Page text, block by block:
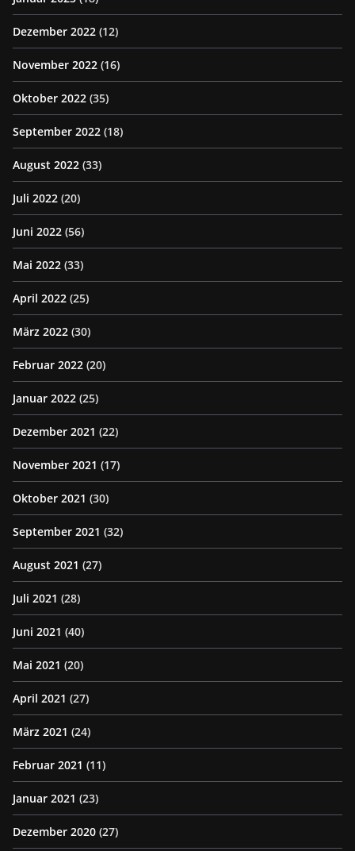
Dezember 2022 (12)
November 2022 (16)
Oktober 2022 (35)
September 2022 (18)
August 2022 (33)
Juli 2022 (20)
Juni 2022 (56)
Mai 2022 (33)
April 2022 (25)
März 2022 (30)
Februar 2022 (20)
Januar 2022 (25)
Dezember 2021 (22)
November 2021 (17)
Oktober 2021 (30)
September 2021 (32)
August 2021 (27)
Juli 2021 (28)
Juni 2021 (40)
Mai 2021 (20)
April 2021 (27)
März 2021 (24)
Februar 2021 (11)
Januar 2021 (23)
Dezember 2020 (27)